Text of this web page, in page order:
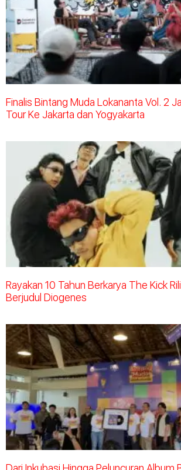
Finalis Bintang Muda Lokananta Vol. 2
Tour Ke Jakarta dan Yogyakarta
Rayakan 10 Tahun Berkarya The Kick
Berjudul Diogenes